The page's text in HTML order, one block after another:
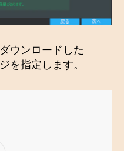
ウンロードした
を指定します。